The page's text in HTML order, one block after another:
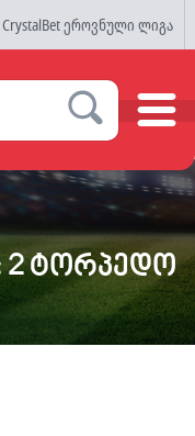
CrystalBet ეროვნული ლიგა
2 ტორპედო